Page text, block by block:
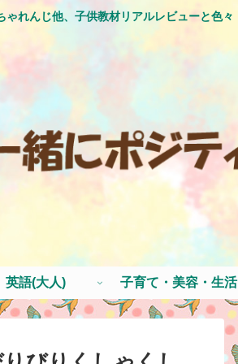
ゃれんじ他、子供教材リアルレビューと色々
英語(大人) 子育て・美容・生活